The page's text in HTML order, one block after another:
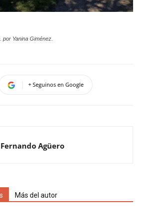
Yanina Giménez.
+ Seguinos en Google
Fernando Agüero
Más del autor